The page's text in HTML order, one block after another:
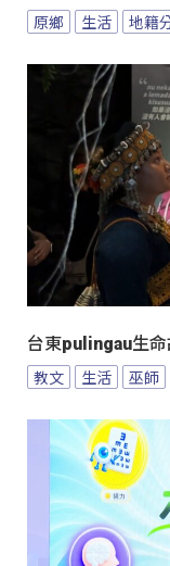
原鄉 生活 地籍
台東pulingau生
教文 生活 巫師